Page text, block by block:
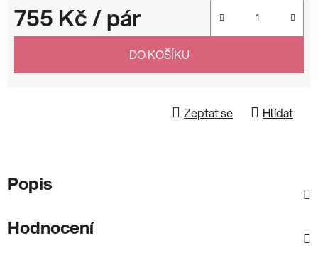
755 Kč/ pár
Měrná cena:
DO KOŠÍKU
Zeptat se Hlídat
Popis
Hodnocení